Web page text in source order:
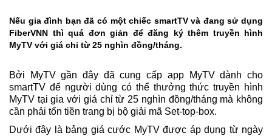
Nếu gia đình bạn đã có một chiếc smartTV và đang sử dụng
FiberVNN thì quá đơn giản để đăng ký thêm truyền hình
MyTV với giá chỉ từ 25 nghìn đồng/tháng.
Bởi MyTV gần đây đã cung cấp app MyTV dành cho
smartTV để người dùng có thể thưởng thức truyền hình
MyTV tại gia với giá chỉ từ 25 nghìn đồng/tháng mà không
cần phải tốn tiền trang bị bộ giải mã Set-top-box.
Dưới đây là bảng giá cước MyTV được áp dụng từ ngày